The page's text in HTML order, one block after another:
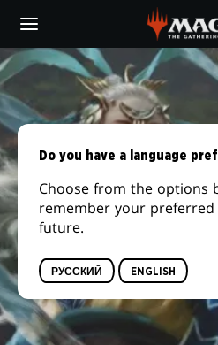
main
content
Do you have a language
Choose from the options
remember your
future.
РУССКИЙ ENGLISH